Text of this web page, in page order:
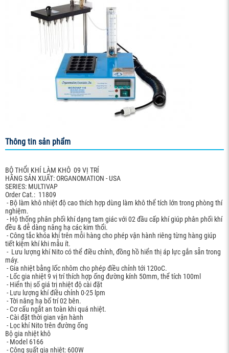
Thông tin sản phẩm
BỘ THỔI KHÍ LÀM KHÔ 09 VỊ TRÍ
HÃNG SẢN XUẤT: ORGANOMATION - USA
SERIES: MULTIVAP
Order Cat.: 11809
- Bộ làm khô nhiệt độ cao thích hợp dùng làm khô thể tích lớn trong phòng thí
nghiệm.
- Hộ thống phân phối khí dạng tam giác với 02 đầu cấp khí giúp phân phối khí
đều & dễ dàng nâng hạ các kim thổi.
- Công tắc khóa khí trên mỗi hàng cho phép vận hành riêng từng hàng giúp
tiết kiệm khí khi mẫu ít.
- Lưu lượng khí Nito có thể điều chỉnh, đồng hồ hiển thị áp lực gắn sẵn trong
máy.
- Gia nhiệt bằng lốc nhôm cho phép điều chỉnh tới 120oC.
- Lốc gia nhiệt 9 vị trí thích hợp ống đường kính 50mm, thể tích 100ml
- Hiển thị số giá trị nhiệt độ cài đặt
- Lưu lượng khí điều chỉnh 0-25 lpm
- Tời nâng hạ bố trí 02 bên.
- Cơ cấu ngắt an toàn khi quá nhiệt.
- Cài đặt thời gian vận hành
- Lọc khí Nito trên đường ống
Bộ gia nhiệt khô
- Model 6166
- Công suất gia nhiệt: 600W